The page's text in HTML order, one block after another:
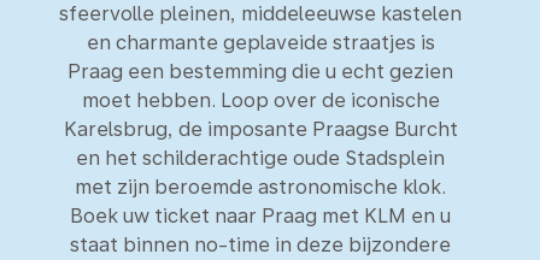
sfeervolle pleinen, middeleeuwse kastelen
en charmante geplaveide straatjes is
Praag een bestemming die u echt gezien
moet hebben. Loop over de iconische
Karelsbrug, de imposante Praagse Burcht
en het schilderachtige oude Stadsplein
met zijn beroemde astronomische klok.
Boek uw ticket naar Praag met KLM en u
staat binnen no-time in deze bijzondere